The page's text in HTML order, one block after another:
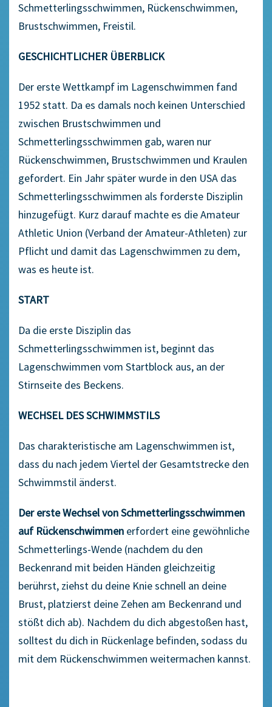
Schmetterlingsschwimmen, Rückenschwimmen,
Brustschwimmen, Freistil.
GESCHICHTLICHER ÜBERBLICK
Der erste Wettkampf im Lagenschwimmen fand
1952 statt. Da es damals noch keinen Unterschied
zwischen Brustschwimmen und
Schmetterlingsschwimmen gab, waren nur
Rückenschwimmen, Brustschwimmen und Kraulen
gefordert. Ein Jahr später wurde in den USA das
Schmetterlingsschwimmen als forderste Disziplin
hinzugefügt. Kurz darauf machte es die Amateur
Athletic Union (Verband der Amateur-Athleten) zur
Pflicht und damit das Lagenschwimmen zu dem,
was es heute ist.
START
Da die erste Disziplin das
Schmetterlingsschwimmen ist, beginnt das
Lagenschwimmen vom Startblock aus, an der
Stirnseite des Beckens.
WECHSEL DES SCHWIMMSTILS
Das charakteristische am Lagenschwimmen ist,
dass du nach jedem Viertel der Gesamtstrecke den
Schwimmstil änderst.
Der erste Wechselvon Schmetterlingsschwimmen
auf Rückenschwimmen erfordert eine gewöhnliche
Schmetterlings-Wende (nachdem du den
Beckenrand mit beiden Händen gleichzeitig
berührst, ziehst du deine Knie schnell an deine
Brust, platzierst deine Zehen am Beckenrand und
stößt dich ab). Nachdem du dich abgestoßen hast,
solltest du dich in Rückenlage befinden, sodass du
mit dem Rückenschwimmen weitermachen kannst.